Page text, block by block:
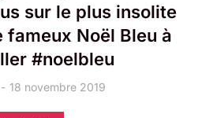
sur le plus insolite
fameux Noël Bleu à
#noelbleu
18 novembre 2019